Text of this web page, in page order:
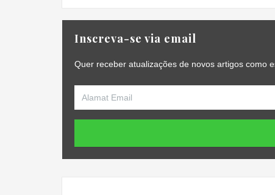
Inscreva-se via email
Quer receber atualizações de novos artigos como